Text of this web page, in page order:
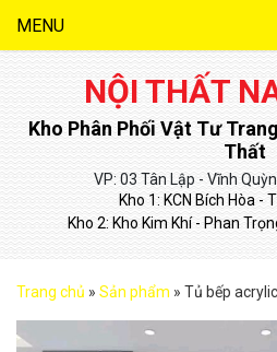
MENU
NỘI THẤT
Kho Phân Phối Vật Tư
Thất
VP: 03 Tân Lập - Vĩnh
Kho 1: KCN Bích Hòa -
Kho 2: Kho Kim Khí - Phan
Trang chủ » Sản phẩm » Tủ bếp